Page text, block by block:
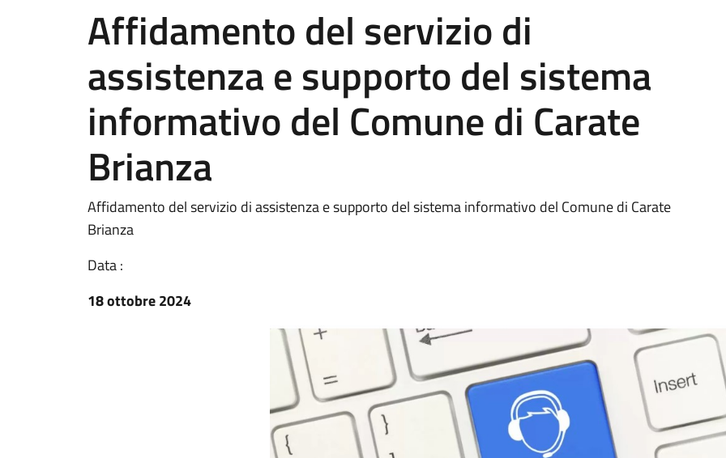
Affidamento del servizio di
assistenza e supporto del sistema
informativo del Comune di Carate
Brianza
Affidamento del servizio di assistenza e supporto del sistema informativo del Comune di Carate
Brianza
Data :
18 ottobre 2024